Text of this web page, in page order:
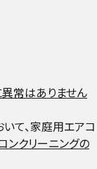
常はありません
いて、家庭用エアコ
ンクリーニングの